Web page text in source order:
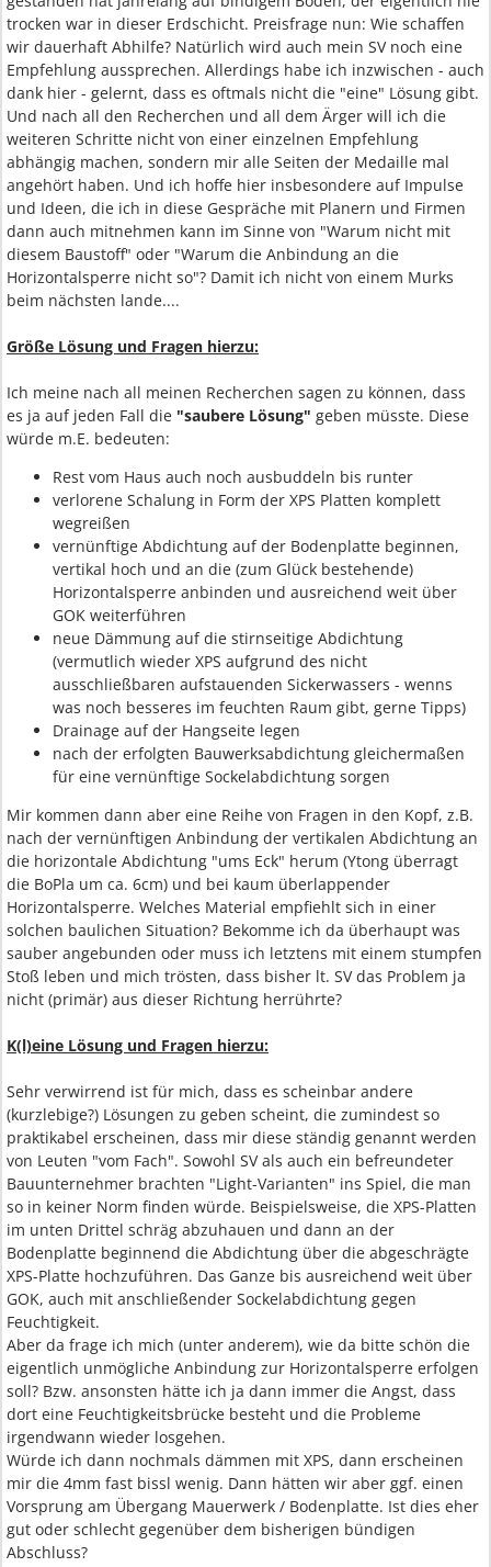
trocken war in dieser Erdschicht. Preisfrage nun: Wie schaffen
wir dauerhaft Abhilfe? Natürlich wird auch mein SV noch eine
Empfehlung aussprechen. Allerdings habe ich inzwischen - auch
dank hier - gelernt, dass es oftmals nicht die "eine" Lösung gibt.
Und nach all den Recherchen und all dem Ärger will ich die
weiteren Schritte nicht von einer einzelnen Empfehlung
abhängig machen, sondern mir alle Seiten der Medaille mal
angehört haben. Und ich hoffe hier insbesondere auf Impulse
und Ideen, die ich in diese Gespräche mit Planern und Firmen
dann auch mitnehmen kann im Sinne von "Warum nicht mit
diesem Baustoff" oder "Warum die Anbindung an die
Horizontalsperre nicht so"? Damit ich nicht von einem Murks
beim nächsten lande....
Größe Lösung und Fragen hierzu:
Ich meine nach all meinen Recherchen sagen zu können, dass
es ja auf jeden Fall die "saubere Lösung" geben müsste. Diese
würde m.E. bedeuten:
Rest vom Haus auch noch ausbuddeln bis runter
verlorene Schalung in Form der XPS Platten komplett
wegreißen
vernünftige Abdichtung auf der Bodenplatte beginnen,
vertikal hoch und an die (zum Glück bestehende)
Horizontalsperre anbinden und ausreichend weit über
GOK weiterführen
neue Dämmung auf die stirnseitige Abdichtung
(vermutlich wieder XPS aufgrund des nicht
ausschließbaren aufstauenden Sickerwassers - wenns
was noch besseres im feuchten Raum gibt, gerne Tipps)
Drainage auf der Hangseite legen
nach der erfolgten Bauwerksabdichtung gleichermaßen
für eine vernünftige Sockelabdichtung sorgen
Mir kommen dann aber eine Reihe von Fragen in den Kopf, z.B.
nach der vernünftigen Anbindung der vertikalen Abdichtung an
die horizontale Abdichtung "ums Eck" herum (Ytong überragt
die BoPla um ca. 6cm) und bei kaum überlappender
Horizontalsperre. Welches Material empfiehlt sich in einer
solchen baulichen Situation? Bekomme ich da überhaupt was
sauber angebunden oder muss ich letztens mit einem stumpfen
Stoß leben und mich trösten, dass bisher lt. SV das Problem ja
nicht (primär) aus dieser Richtung herrührte?
K(l)eine Lösung und Fragen hierzu:
Sehr verwirrend ist für mich, dass es scheinbar andere
(kurzlebige?) Lösungen zu geben scheint, die zumindest so
praktikabel erscheinen, dass mir diese ständig genannt werden
von Leuten "vom Fach". Sowohl SV als auch ein befreundeter
Bauunternehmer brachten "Light-Varianten" ins Spiel, die man
so in keiner Norm finden würde. Beispielsweise, die XPS-Platten
im unten Drittel schräg abzuhauen und dann an der
Bodenplatte beginnend die Abdichtung über die abgeschrägte
XPS-Platte hochzuführen. Das Ganze bis ausreichend weit über
GOK, auch mit anschließender Sockelabdichtung gegen
Feuchtigkeit.
Aber da frage ich mich (unter anderem), wie da bitte schön die
eigentlich unmögliche Anbindung zur Horizontalsperre erfolgen
soll? Bzw. ansonsten hätte ich ja dann immer die Angst, dass
dort eine Feuchtigkeitsbrücke besteht und die Probleme
irgendwann wieder losgehen.
Würde ich dann nochmals dämmen mit XPS, dann erscheinen
mir die 4mm fast bissl wenig. Dann hätten wir aber ggf. einen
Vorsprung am Übergang Mauerwerk / Bodenplatte. Ist dies eher
gut oder schlecht gegenüber dem bisherigen bündigen
Abschluss?